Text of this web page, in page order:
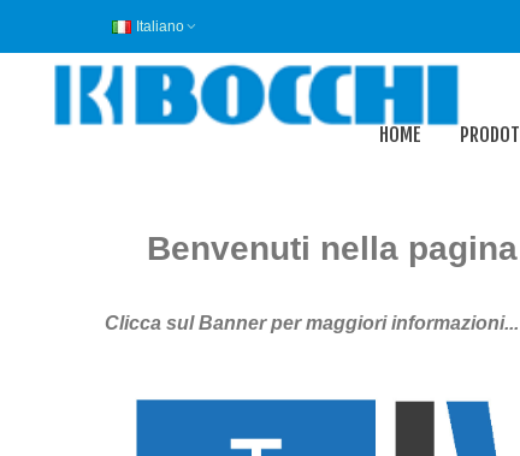
Italiano
HOME
Benvenuti nella
Clicca sul Banner per maggiori informazioni...